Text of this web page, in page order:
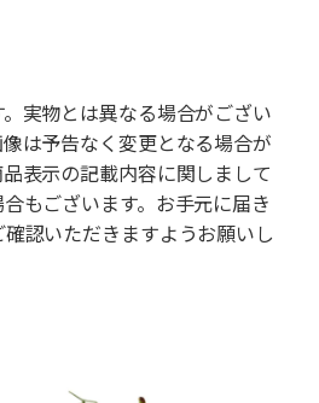
実物とは異なる場合がござい
は予告なく変更となる場合が
表示の記載内容に関しまして
もございます。お手元に届き
認いただきますようお願いし